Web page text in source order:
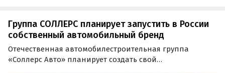
Группа СОЛЛЕРС планирует запустить в России
собственный автомобильный бренд
Отечественная автомобилестроительная группа
«Соллерс Авто» планирует создать свой